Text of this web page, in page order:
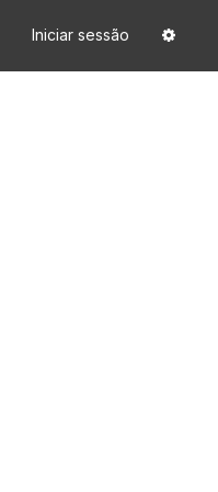
Iniciar sessão